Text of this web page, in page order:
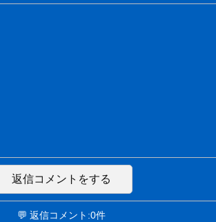
返信コメントをする
💬 返信コメント:0件